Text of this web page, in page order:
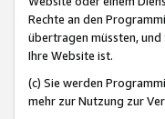
Rechte an den
übertragen müssten,
Ihre Website ist.
(c) Sie werden
mehr zur Nutzung zur